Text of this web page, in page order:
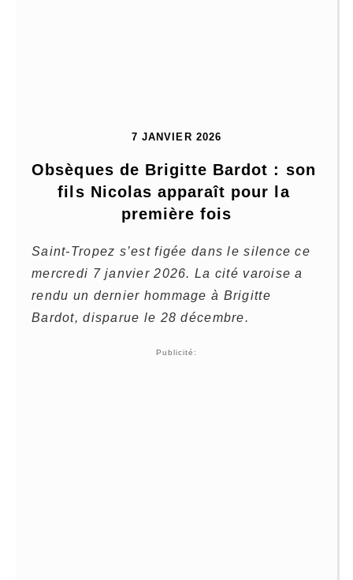
7 JANVIER 2026
Obsèques de Brigitte Bardot : son
fils Nicolas apparaît pour la
première fois
Saint-Tropez s’est figée dans le silence ce
mercredi 7 janvier 2026. La cité varoise a
rendu un dernier hommage à Brigitte
Bardot, disparue le 28 décembre.
Publicité: